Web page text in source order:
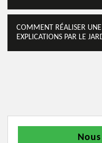
COMMENT RÉALISER
EXPLICATIONS PAR LE